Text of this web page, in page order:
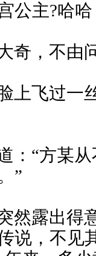
公主?哈
奇，不由
上飞过一
：“方某
”
然露出得
说，不见